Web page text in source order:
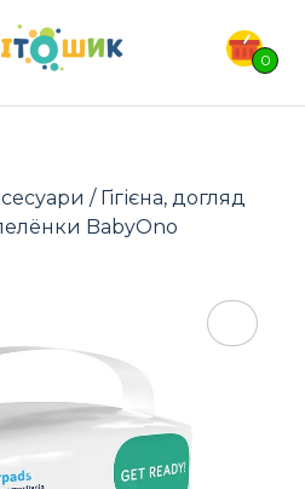
0
ТОВАРІВ:
/ Гігієна, догляд
BabyOno